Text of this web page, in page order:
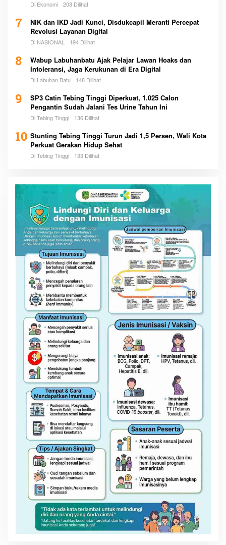
Di Ekonomi 203 Dilihat
7
NIK dan IKD Jadi Kunci, Disdukcapil Meranti Percepat
Revolusi Layanan Digital
Di NASIONAL 194 Dilihat
8
Wabup Labuhanbatu Ajak Pelajar Lawan Hoaks dan
Intoleransi, Jaga Kerukunan di Era Digital
Di Labuhan Batu 148 Dilihat
9
SP3 Catin Tebing Tinggi Diperkuat, 1.025 Calon
Pengantin Sudah Jalani Tes Urine Tahun Ini
Di Tebing Tinggi 136 Dilihat
10 Stunting Tebing Tinggi Turun Jadi 1,5 Persen, Wali Kota
Perkuat Gerakan Hidup Sehat
Di Tebing Tinggi 133 Dilihat